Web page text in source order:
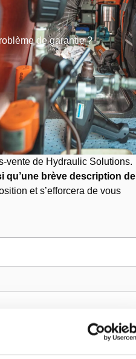
de garantie ?
vente de Hydraulic Solutions.
qu’une brève description de
et s’efforcera de vous